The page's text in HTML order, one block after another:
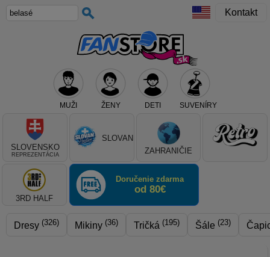
Kontakt
MUŽI ŽENY DETI SUVENÍRY
Teraz vyberte klub, alebo typ výrobku
SLOVENSKO
REPREZENTÁCIA
SLOVAN
ZAHRANIČIE
3RD HALF
Doručenie zdarma
od 80€
Dresy (326) Mikiny (36) Tričká (195) Šále (23)